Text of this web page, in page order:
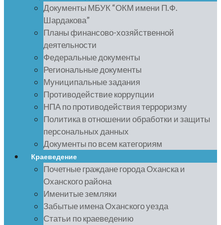
Документы МБУК “ОКМ имени П.Ф.
Шардакова”
Планы финансово-хозяйственной
деятельности
Федеральные документы
Региональные документы
Муниципальные задания
Противодействие коррупции
НПА по противодействия терроризму
Политика в отношении обработки и защиты
персональных данных
Документы по всем категориям
Краеведение
Почетные граждане города Оханска и
Оханского района
Именитые земляки
Забытые имена Оханского уезда
Статьи по краеведению